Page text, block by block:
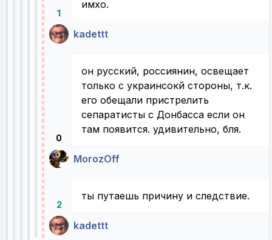
1
имхо.
kadettt
0
он русский, россиянин, освещает
только с украинсокй стороны, т.к.
его обещали пристрелить
сепаратисты с Донбасса если он
там появится. удивительно, бля.
MorozOff
2
ты путаешь причину и следствие.
kadettt